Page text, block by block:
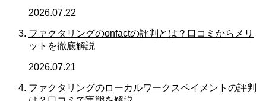
2026.07.22
ファクタリングのonfactの評判とは？口コミからメリ
ットを徹底解説
2026.07.21
ファクタリングのローカルワークスペイメントの評判